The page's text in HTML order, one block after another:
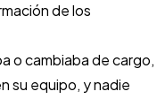
de los
o cambiaba de cargo,
su equipo, y nadie